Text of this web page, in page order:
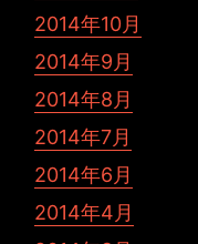
2014年10月
2014年9月
2014年8月
2014年7月
2014年6月
2014年4月